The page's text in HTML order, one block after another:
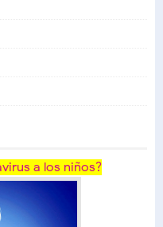
a los niños?